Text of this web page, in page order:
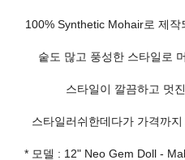
100% Synthetic Mohair로 제
숱도 많고 풍성한 스타일로
스타일이 깔끔하고 멋
스타일러쉬한데다가 가격까
* 모델 : 12" Neo Gem Doll -